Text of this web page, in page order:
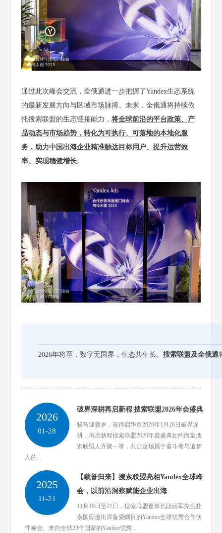
通过此次峰会交流，全俄通进一步把握了Yandex生态系统
的最新发展方向与区域市场脉搏。未来，全俄通将持续依
托搜索联盟的生态链接能力， 将全球前沿的平台政策、产
品动态与市场趋势，转化为可执行、可落地的本地化服
务，助力中国出海企业精准触达目标用户、提升运营效
率、实现稳健增长。
2026年将至，数字无国界，生态共生长。 搜索联盟及全俄通
2026
01-28
破界深耕再启新程|搜索联盟2026年会盛典
骏马迎新岁，奋蹄启华章2026年1月26日破界深
耕，再启新程搜索联盟2026年度盛典如约而至搜
索联盟人齐聚一堂，共赴这场属于奋斗者与追梦
人的...
2025
11-21
【载誉归来】搜索联盟亮相Yandex全球峰
会，以前沿洞察赋能企业出海
11月19日至21日，搜索联盟董事长段丽军先生赴
泰国应邀出席备受瞩目的Yandex全球优秀合作伙
伴峰会。来自全球23个国家的Yandex优秀...